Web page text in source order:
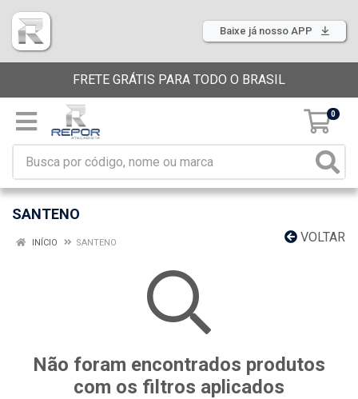
Baixe já nosso APP
FRETE GRÁTIS PARA TODO O BRASIL
0
SANTENO
VOLTAR
INÍCIO SANTENO
Não foram encontrados produtos
com os filtros aplicados